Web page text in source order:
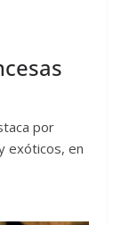
por
exóticos, en